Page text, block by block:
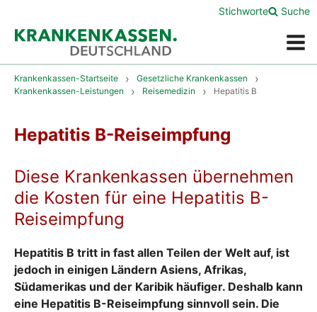
Menü
Stichworte Suche
Krankenkassen-Startseite
Gesetzliche Krankenkassen
Krankenkassen-Leistungen
Reisemedizin Hepatitis B
Hepatitis B-Reiseimpfung
Diese Krankenkassen übernehmen
die Kosten für eine Hepatitis B-
Reiseimpfung
Hepatitis B tritt in fast allen Teilen der Welt auf, ist
jedoch in einigen Ländern Asiens, Afrikas,
Südamerikas und der Karibik häufiger. Deshalb kann
eine Hepatitis B-Reiseimpfung sinnvoll sein. Die